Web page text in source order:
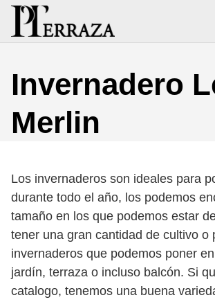
Saltar
contenido
Invernadero
Merlin
Los invernaderos son ideales para
durante todo el año, los podemos
tamaño en los que podemos estar
tener una gran cantidad de cultivo o
invernaderos que podemos poner
jardín, terraza o incluso balcón. Si
catalogo, tenemos una buena